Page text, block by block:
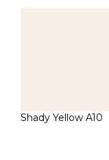
Shady Yellow A10